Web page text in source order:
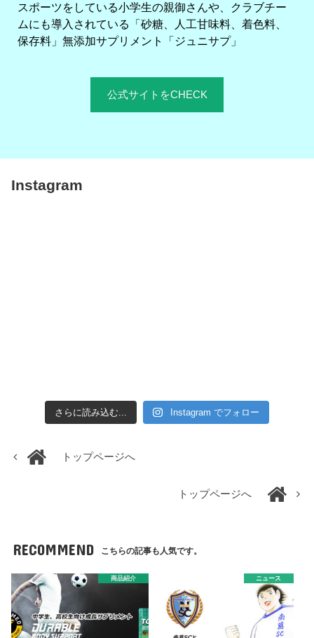
スポーツをしている小学生の親御さんや、クラブチー
ムにも導入されている「砂糖、人工甘味料、着色料、
保存料」無添加サプリメント「ジュニサプ」
公式サイトをCHECK
Instagram
さらに読み込む... Instagram でフォロー
トップページへ
トップページへ
RECOMMEND こちらの記事も人気です。
商品紹介 ニュース